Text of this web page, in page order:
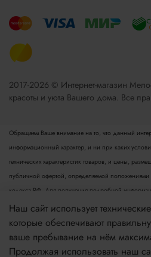
2017-2026 © Интернет-магазин
красоты и уюта Вашего дома. Все
Обращаем Ваше внимание на то, что данный
информационный характер, и ни при каких
технических характеристик товаров, и цены,
публичной офертой, определяемой положениями
кодекса РФ. Для получения подробной
Опубликованная на данном сайте информация
предварительного уведомления.
Если вы заметили ошибку в описании,
Наш сайт использует
которые обеспечивают
ваше пребывание на нём
Продолжая использовать наш